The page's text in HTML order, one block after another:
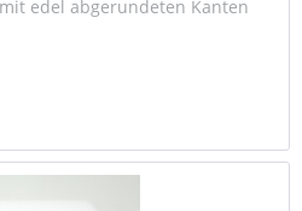
edel abgerundeten Kanten